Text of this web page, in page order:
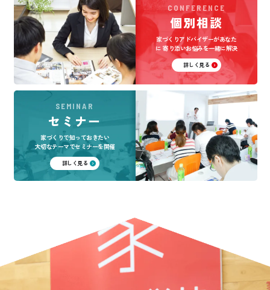
CONFERENCE
個別相談
家づくりアドバイザーがあなた
に寄り添いお悩みを一緒に解決
詳しく見る
SEMINAR
セミナー
家づくりで知っておきたい
大切なテーマでセミナーを開催
詳しく見る